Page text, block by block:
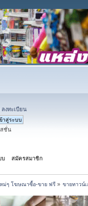
ลงทะเบียน
สชั่น
บ สมัครสมาชิก
ม่ๆ โฆษณาซื้อ-ขาย ฟรี» ขายทาวน์